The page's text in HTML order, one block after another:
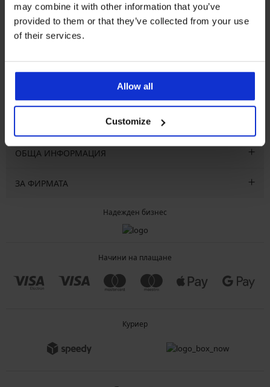
may combine it with other information that you’ve
provided to them or that they’ve collected from your use
of their services.
Allow all
Customize
Абонирайте се за нюзлетъра ни и получете най-
добрите оферти.
Абонирайте се
ОБСЛУЖВАНЕ НА КЛИЕНТИ
ОБЩА ИНФОРМАЦИЯ
ЗА ФИРМАТА
Надежден бизнес
Начини на плащане
Куриер